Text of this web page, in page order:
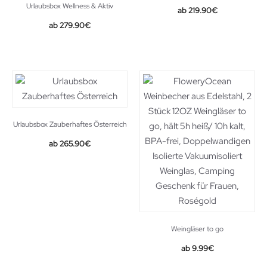
Urlaubsbox Wellness & Aktiv
279.90€
219.90€
Urlaubsbox Zauberhaftes Österreich
265.90€
Weingläser to go
9.99€